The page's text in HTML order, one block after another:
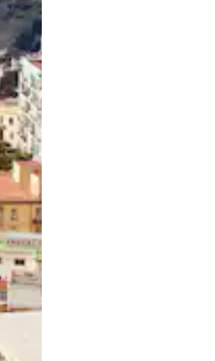
o dedo na tela.